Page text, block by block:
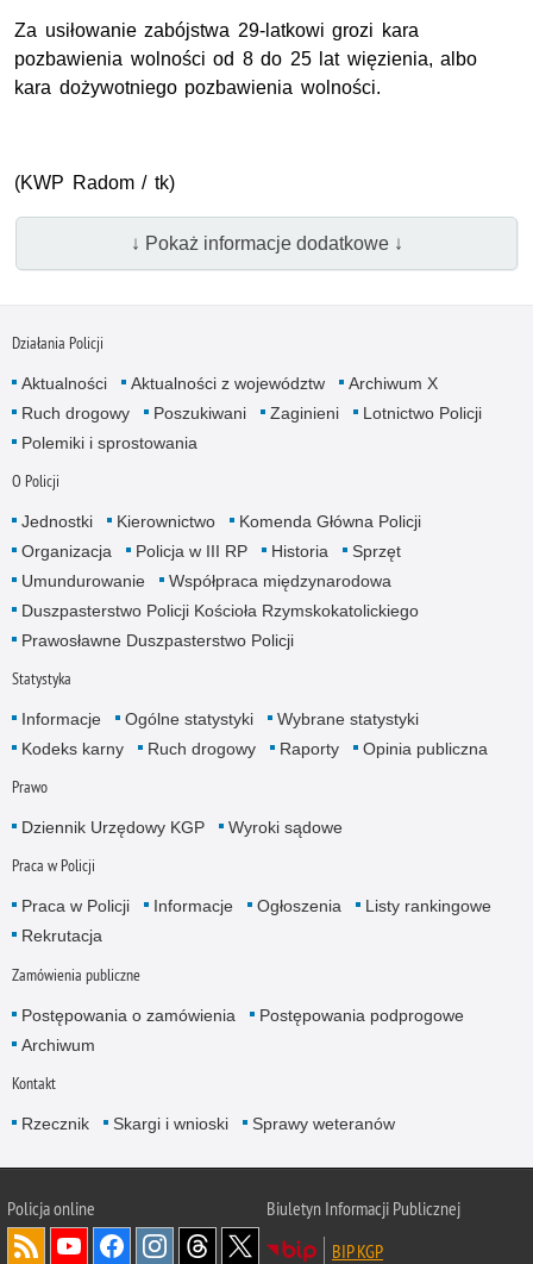
Za usiłowanie zabójstwa 29-latkowi grozi kara
pozbawienia wolności od 8 do 25 lat więzienia, albo
kara dożywotniego pozbawienia wolności.
(KWP Radom / tk)
↓ Pokaż informacje dodatkowe ↓
Działania Policji
Aktualności Aktualności z województw
Archiwum X
Ruch drogowy
Poszukiwani Zaginieni
Lotnictwo Policji
Polemiki i sprostowania
O Policji
Jednostki Kierownictwo
Komenda Główna Policji
Organizacja
Policja w III RP Historia
Sprzęt
Umundurowanie
Współpraca międzynarodowa
Duszpasterstwo Policji Kościoła Rzymskokatolickiego
Prawosławne Duszpasterstwo Policji
Statystyka
Informacje Ogólne statystyki
Wybrane statystyki
Kodeks karny
Ruch drogowy Raporty Opinia publiczna
Prawo
Dziennik Urzędowy KGP Wyroki sądowe
Praca w Policji
Praca w Policji Informacje Ogłoszenia
Listy rankingowe
Rekrutacja
Zamówienia publiczne
Postępowania o zamówienia
Postępowania podprogowe
Archiwum
Kontakt
Rzecznik Skargi i wnioski Sprawy weteranów
Policjaonline
Biuletyn Informacji Publicznej
BIP KGP